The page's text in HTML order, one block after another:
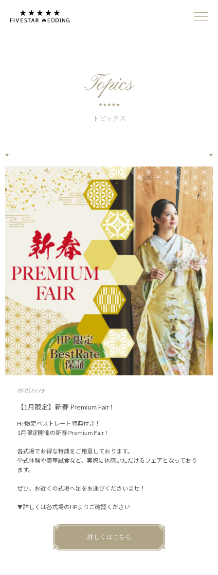
Topics
トピックス
2025.01.14
【1月限定】新春 Premium Fair !
HP限定ベストレート特典付き！
1月限定開催の新春 Premium Fair !
各式場でお得な特典をご用意しております。
挙式体験や豪華試食など、実際に体感いただけるフェアとなっており
ます。
ぜひ、お近くの式場へ足をお運びくださいませ！
▼詳しくは各式場のHPよりご確認ください
詳しくはこちら